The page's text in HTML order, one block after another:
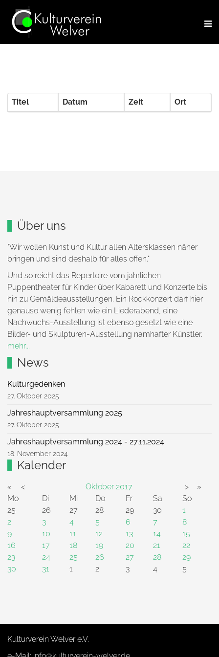
Titel Datum Zeit Ort
Über uns
"Wir wollen Kunst und Kultur allen Altersklassen näher
bringen und sind deshalb für alles offen."
Und so reicht das Repertoire vom jährlichen
Puppentheater für Kinder über Kabarett und Konzerte bis
hin zu Gemäldeausstellungen. Ein Rockkonzert darf hier
genauso wenig fehlen wie ein Liederabend, eine
Nachwuchs-Ausstellung ist ebenso gesetzt wie eine
Bilder- und Skulpturen-Ausstellung namhafter Künstler.
mehr...
News
Kulturgedenken
27. Oktober 2025
Jahreshauptversammlung 2025
27. Oktober 2025
Jahreshauptversammlung 2024 - 27.11.2024
18. November 2024
Kalender
« < Oktober 2017 >
»
Mo
Di Mi Do Fr Sa
So
25
26 27 28 29 30
1
2
3 4 5 6 7
8
9
10 11 12 13 14
15
16
17 18 19 20 21
22
23
24 25 26 27 28
29
30
31 1 2 3 4 5
Kulturverein Welver e.V.